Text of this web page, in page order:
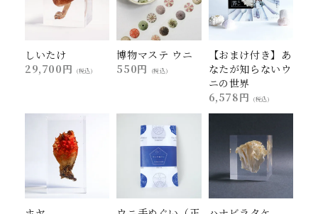
しいたけ
29,700円
(税込)
博物マステ ウニ
550円
(税込)
【おまけ付き】あ
なたが知らないウ
ニの世界
6,578円
(税込)